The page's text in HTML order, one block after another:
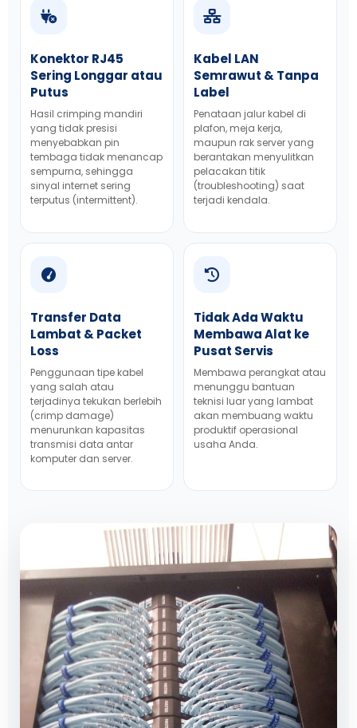
Konektor RJ45
Sering Longgar atau
Putus
Hasil crimping mandiri
yang tidak presisi
menyebabkan pin
tembaga tidak menancap
sempurna, sehingga
sinyal internet sering
terputus (intermittent).
Kabel LAN
Semrawut & Tanpa
Label
Penataan jalur kabel di
plafon, meja kerja,
maupun rak server yang
berantakan menyulitkan
pelacakan titik
(troubleshooting) saat
terjadi kendala.
Transfer Data
Lambat & Packet
Loss
Penggunaan tipe kabel
yang salah atau
terjadinya tekukan berlebih
(crimp damage)
menurunkan kapasitas
transmisi data antar
komputer dan server.
Tidak Ada Waktu
Membawa Alat ke
Pusat Servis
Membawa perangkat atau
menunggu bantuan
teknisi luar yang lambat
akan membuang waktu
produktif operasional
usaha Anda.